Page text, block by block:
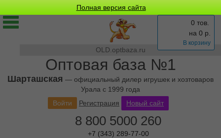
Полная версия сайта
OLD.optbaza.ru
Оптовая база №1
Шарташская — официальный дилер игрушек и хозтоваров
Урала с 1999 года
0 тов.
на 0 р.
В корзину
Войти Регистрация Новый сайт
8 800 5000 260
+7 (343) 289-77-00